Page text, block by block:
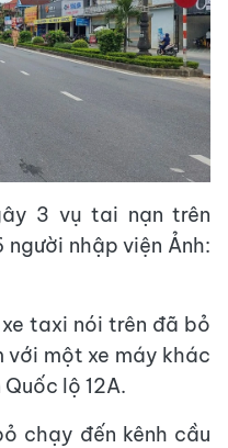
3 vụ tai nạn trên
người nhập viện Ảnh:
taxi nói trên đã bỏ
một xe máy khác
lộ 12A.
chạy đến kênh cầu